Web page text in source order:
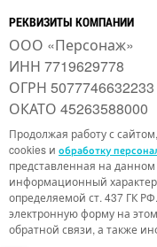
РЕКВИЗИТЫ КОМПАНИИ
ООО «Персонаж»
ИНН 7719629778
ОГРН 5077746632233
ОКАТО 45263588000
Продолжая работу с
cookies и обработку
представленная на
информационный
определяемой ст. 437 ГК
электронную форму на
обратной связи, а также